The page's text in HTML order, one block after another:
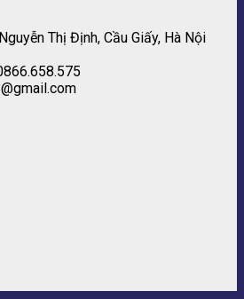
Thị Định, Cầu Giấy, Hà Nội